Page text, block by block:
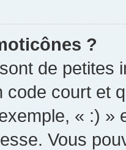
?
de petites
code court et
« :) »
Vous